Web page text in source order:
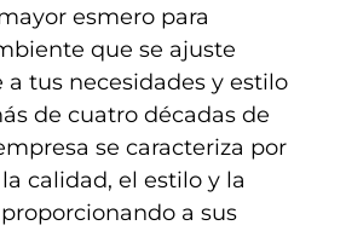
esmero para
que se ajuste
tus necesidades y estilo
de cuatro décadas de
se caracteriza por
calidad, el estilo y la
a sus